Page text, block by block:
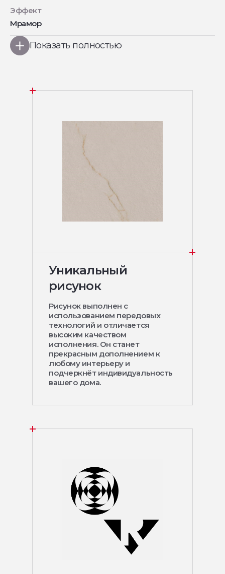
Эффект
Мрамор
Показать полностью
Уникальный
рисунок
Рисунок выполнен с
использованием передовых
технологий и отличается
высоким качеством
исполнения. Он станет
прекрасным дополнением к
любому интерьеру и
подчеркнёт индивидуальность
вашего дома.